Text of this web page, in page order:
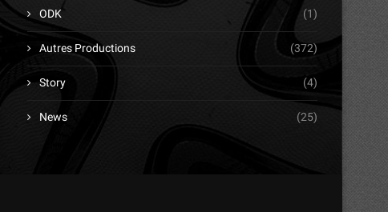
ODK (1)
Autres Productions (372)
Story (4)
News (25)